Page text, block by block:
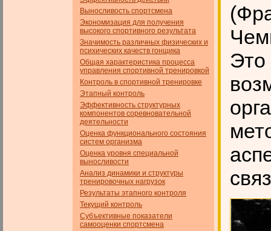
Выносливость спортсмена
Экономизация для получения
высокого спортивного результата
Значимость различных физических и
психических качеств гон­щика
Общая характеристика процесса
управления спортивной тренировкой
Контроль в спортивной тренировке
Этапный контроль
Эффективность структурных
компонентов соревновательной
деятельности
Оценка функционального состояния
систем организма
Оценка уровня специальной
выносливости
Анализ динамики и структуры
тренировочных нагрузок
Результаты этапного контроля
Текущий контроль
Субъективные показатели
самооценки спортсмена
Это